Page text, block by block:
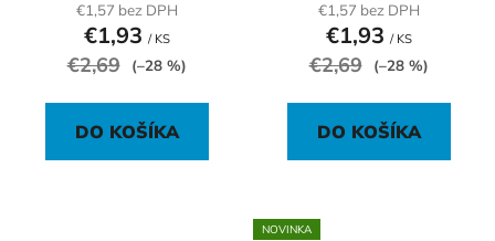
€1,57 bez DPH
€1,93 / KS
€2,69 (–28 %)
DO KOŠÍKA
€1,57 bez DPH
€1,93 / KS
€2,69 (–28 %)
DO KOŠÍKA
NOVINKA